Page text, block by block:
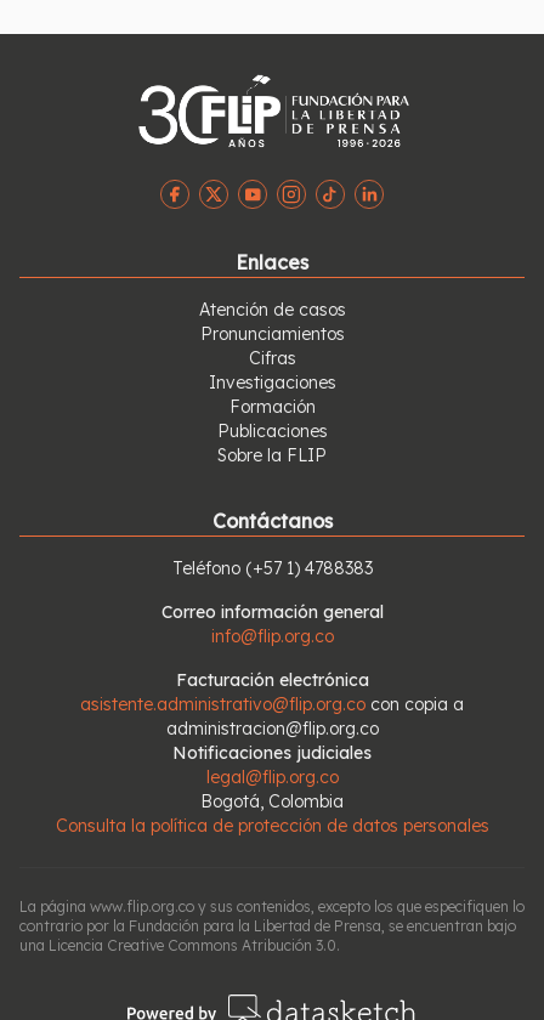
Enlaces
Atención de casos
Pronunciamientos
Cifras
Investigaciones
Formación
Publicaciones
Sobre la FLIP
Contáctanos
Teléfono (+57 1) 4788383
Correo información general
info@flip.org.co
Facturación electrónica
asistente.administrativo@flip.org.co con copia a
administracion@flip.org.co
Notificaciones judiciales
legal@flip.org.co
Bogotá, Colombia
Consulta la política de protección de datos personales
La página www.flip.org.co y sus contenidos, excepto los que especifiquen lo
contrario por la Fundación para la Libertad de Prensa, se encuentran bajo
una Licencia Creative Commons Atribución 3.0.